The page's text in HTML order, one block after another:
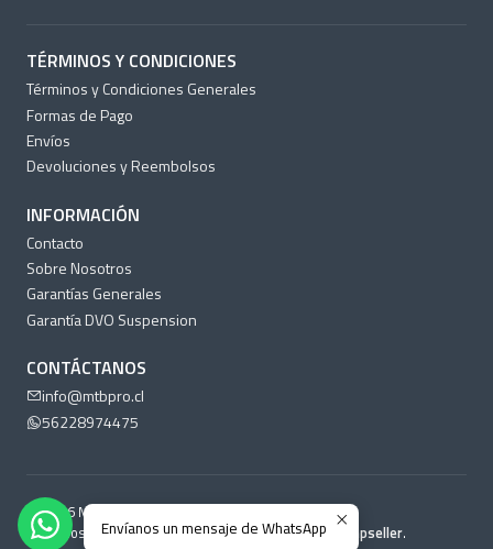
TÉRMINOS Y CONDICIONES
Términos y Condiciones Generales
Formas de Pago
Envíos
Devoluciones y Reembolsos
INFORMACIÓN
Contacto
Sobre Nosotros
Garantías Generales
Garantía DVO Suspension
CONTÁCTANOS
info@mtbpro.cl
56228974475
2026 MTB Pro Chile.
Todos los derechos reservados.Desarrollado por Jumpseller.
Envíanos un mensaje de WhatsApp